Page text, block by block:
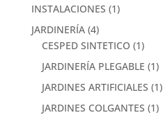
INSTALACIONES (1)
JARDINERÍA (4)
CESPED SINTETICO (1)
JARDINERÍA PLEGABLE (1)
JARDINES ARTIFICIALES (1)
JARDINES COLGANTES (1)